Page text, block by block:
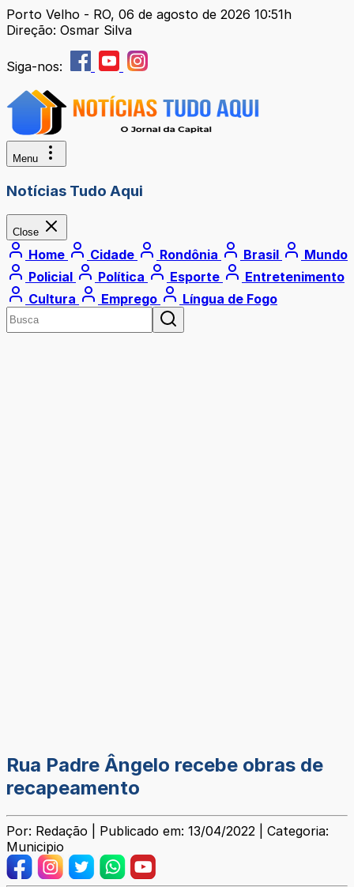
Porto Velho - RO, 06 de agosto de 2026 10:51h
Direção: Osmar Silva
Siga-nos:
Menu
Notícias Tudo Aqui
Close
Home Cidade Rondônia Brasil
Mundo
Policial
Política Esporte
Entretenimento
Cultura
Emprego Língua de Fogo
Rua Padre Ângelo recebe obras de
recapeamento
Por: Redação | Publicado em: 13/04/2022 | Categoria:
Municipio